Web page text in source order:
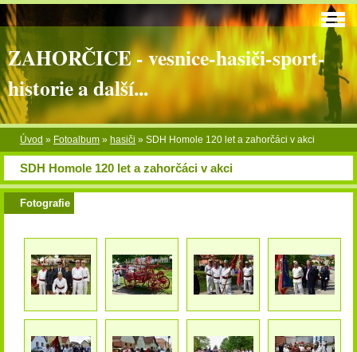
ZAHORČICE - vesnice-hasiči-sport-
historie a další...
Úvod » Fotoalbum » hasiči » SDH Homole 120 let a zahorčáci v akci
SDH Homole 120 let a zahorčáci v akci
Fotografie